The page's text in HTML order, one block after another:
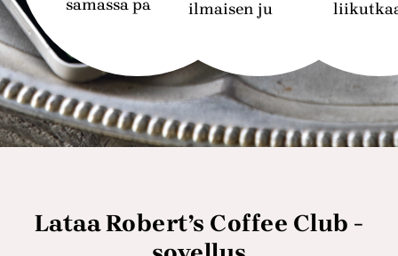
samassa paikassa.ilmaisen juoman.
Lataa Robert’s Coffee Club -